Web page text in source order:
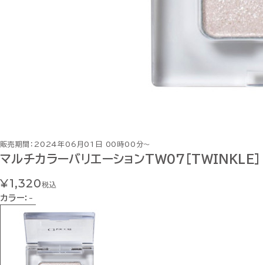
販売期間：2024年06月01日 00時00分～
マルチカラーバリエーションTW07[TWINKLE]
¥1,320税込
カラー： -